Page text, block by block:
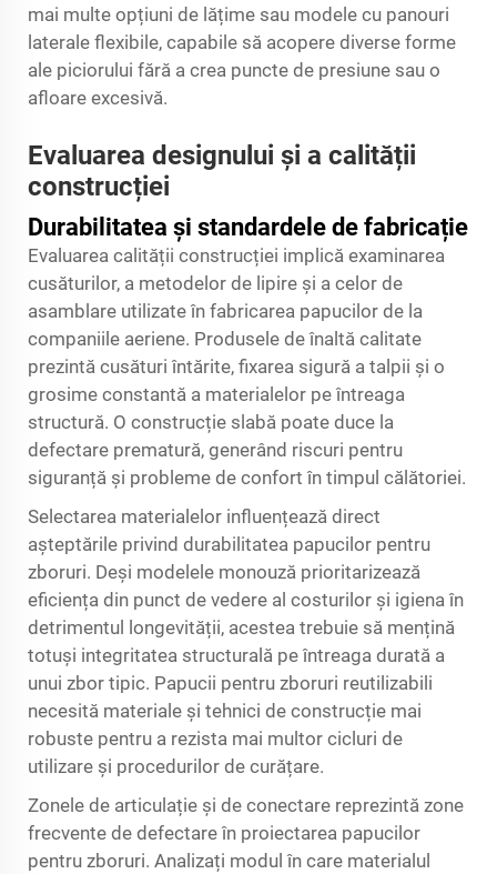
mai multe opțiuni de lățime sau modele cu panouri
laterale flexibile, capabile să acopere diverse forme
ale piciorului fără a crea puncte de presiune sau o
afloare excesivă.
Evaluarea designului și a calității
construcției
Durabilitatea și standardele de fabricație
Evaluarea calității construcției implică examinarea
cusăturilor, a metodelor de lipire și a celor de
asamblare utilizate în fabricarea papucilor de la
companiile aeriene. Produsele de înaltă calitate
prezintă cusături întărite, fixarea sigură a talpii și o
grosime constantă a materialelor pe întreaga
structură. O construcție slabă poate duce la
defectare prematură, generând riscuri pentru
siguranță și probleme de confort în timpul călătoriei.
Selectarea materialelor influențează direct
așteptările privind durabilitatea papucilor pentru
zboruri. Deși modelele monouză prioritarizează
eficiența din punct de vedere al costurilor și igiena în
detrimentul longevității, acestea trebuie să mențină
totuși integritatea structurală pe întreaga durată a
unui zbor tipic. Papucii pentru zboruri reutilizabili
necesită materiale și tehnici de construcție mai
robuste pentru a rezista mai multor cicluri de
utilizare și procedurilor de curățare.
Zonele de articulație și de conectare reprezintă zone
frecvente de defectare în proiectarea papucilor
pentru zboruri. Analizați modul în care materialul